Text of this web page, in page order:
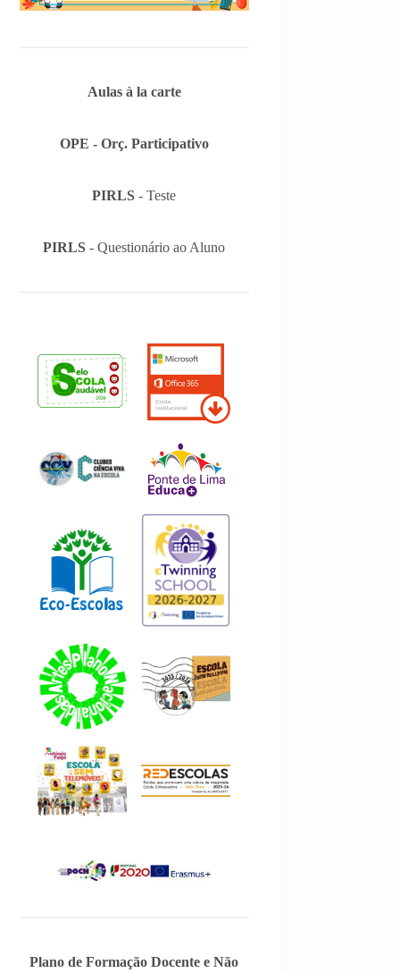
Aulas à la carte
OPE - Orç. Participativo
PIRLS - Teste
PIRLS - Questionário ao Aluno
Plano de Formação Docente e Não